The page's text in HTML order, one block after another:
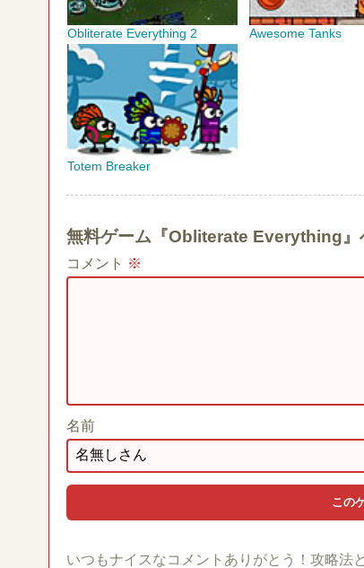
Obliterate Everything 2 Awesome Tanks
Totem Breaker
無料ゲーム『Obliterate Everything』
コメント ※
名前
いつもナイスなコメントありがとう！攻略法